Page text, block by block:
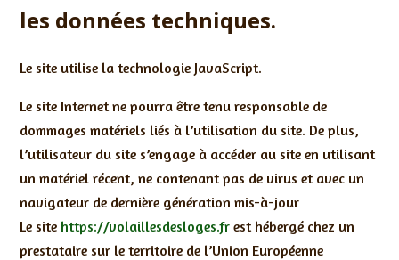
les données techniques.
Le site utilise la technologie JavaScript.
Le site Internet ne pourra être tenu responsable de
dommages matériels liés à l’utilisation du site. De plus,
l’utilisateur du site s’engage à accéder au site en utilisant
un matériel récent, ne contenant pas de virus et avec un
navigateur de dernière génération mis-à-jour
Le site https://volaillesdesloges.frest hébergé chez un
prestataire sur le territoire de l’Union Européenne